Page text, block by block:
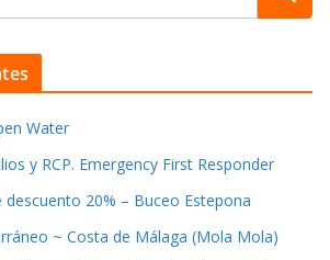
Water
y RCP. Emergency First Responder
descuento 20% – Buceo Estepona
~ Costa de Málaga (Mola Mola)